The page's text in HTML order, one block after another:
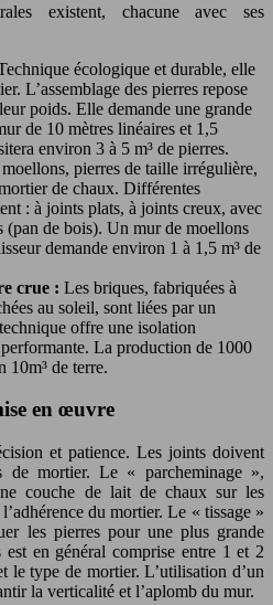
existent, chacune avec ses
écologique et durable, elle
L’assemblage des pierres repose
poids. Elle demande une grande
de 10 mètres linéaires et 1,5
environ 3 à 5 m³ de pierres.
pierres de taille irrégulière,
de chaux. Différentes
: à joints plats, à joints creux, avec
(pan de bois). Un mur de moellons
demande environ 1 à 1,5 m³ de
crue : Les briques, fabriquées à
au soleil, sont liées par un
offre une isolation
La production de 1000
10m³ de terre.
en œuvre
et patience. Les joints doivent
de mortier. Le « parcheminage »,
couche de lait de chaux sur les
du mortier. Le « tissage »
les pierres pour une plus grande
est en général comprise entre 1 et 2
le type de mortier. L’utilisation d’un
la verticalité et l’aplomb du mur.